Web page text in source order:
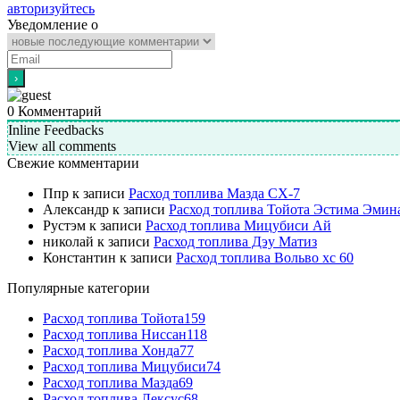
авторизуйтесь
Уведомление о
0 Комментарий
Inline Feedbacks
View all comments
Свежие комментарии
Ппр к записи Расход топлива Мазда СХ-7
Александр к записи Расход топлива Тойота Эстима
Рустэм к записи Расход топлива Мицубиси Ай
николай к записи Расход топлива Дэу Матиз
Константин к записи Расход топлива Вольво хс 60
Популярные категории
Расход топлива Тойота159
Расход топлива Ниссан118
Расход топлива Хонда77
Расход топлива Мицубиси74
Расход топлива Мазда69